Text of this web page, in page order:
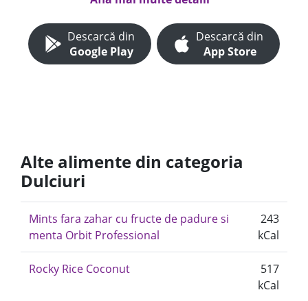
Descarcă din
Google Play
Descarcă din
App Store
Alte alimente din categoria
Dulciuri
Mints fara zahar cu fructe de padure si
menta Orbit Professional
243
kCal
Rocky Rice Coconut
517
kCal